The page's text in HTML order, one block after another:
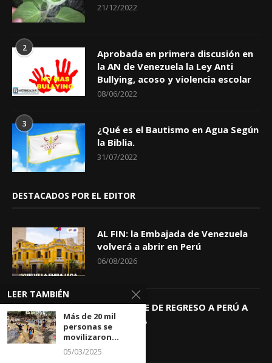
21/12/2022
2
Aprobada en primera discusión en
la AN de Venezuela la Ley Anti
Bullying, acoso y violencia escolar
08/06/2022
3
¿Qué es el Bautismo en Agua Según
la Biblia.
31/07/2022
DESTACADOS POR EL EDITOR
AL FIN: la Embajada de Venezuela
volverá a abrir en Perú
06/08/2026
KEIKO TRAE DE REGRESO A PERÚ A
GIOVANNA
04/08/2026
LEER TAMBIÉN
Más de 20 mil
personas se
movilizaron...
05/03/2025